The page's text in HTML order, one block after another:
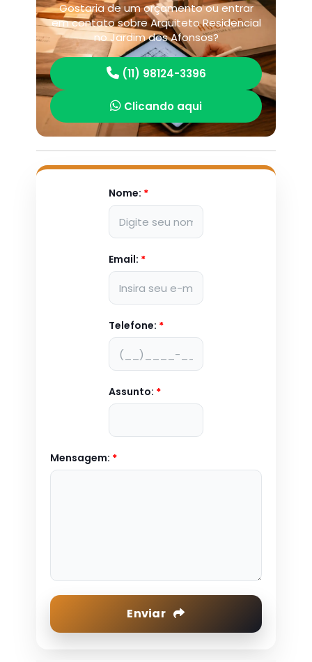
Gostaria de um orçamento ou entrar
em contato sobre Arquiteto Residencial
no Jardim dos Afonsos?
(11) 98124-3396
Clicando aqui
Nome: *
Email: *
Telefone: *
Assunto: *
Mensagem: *
Enviar